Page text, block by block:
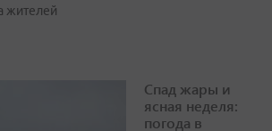
жителей
Спад жары и
ясная неделя:
погода в